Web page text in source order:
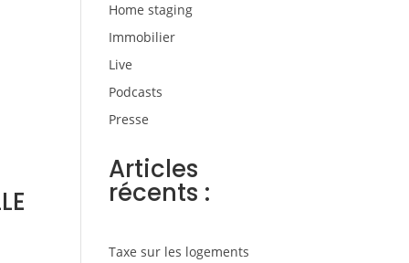
Home staging
Immobilier
Live
Podcasts
Presse
Articles
récents :
Taxe sur les logements